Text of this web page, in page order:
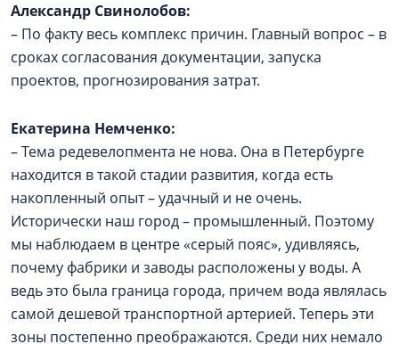
Александр Свинолобов:
– По факту весь комплекс причин. Главный вопрос – в
сроках согласования документации, запуска
проектов, прогнозирования затрат.
Екатерина Немченко:
– Тема редевелопмента не нова. Она в Петербурге
находится в такой стадии развития, когда есть
накопленный опыт – удачный и не очень.
Исторически наш город – промышленный. Поэтому
мы наблюдаем в центре «серый пояс», удивляясь,
почему фабрики и заводы расположены у воды. А
ведь это была граница города, причем вода являлась
самой дешевой транспортной артерией. Теперь эти
зоны постепенно преображаются. Среди них немало